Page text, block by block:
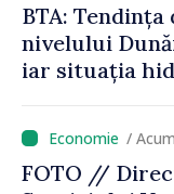
BTA: Tendința
nivelului
iar situația
/
FOTO //